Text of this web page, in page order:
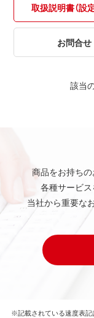
取扱説明書（設
お問合せ
該当
商品をお持ち
各種サービス
当社から重要な
※記載されている速度表記